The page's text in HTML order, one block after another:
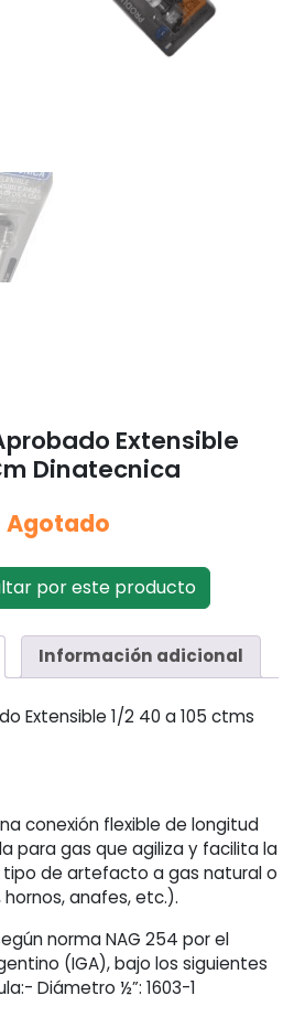
Extensible
Dinatecnica
Agotado
por este producto
Información adicional
Extensible 1/2 40 a 105 ctms
conexión flexible de longitud
para gas que agiliza y facilita la
de artefacto a gas natural o
anafes, etc.).
norma NAG 254 por el
(IGA), bajo los siguientes
Diámetro ½”: 1603-1